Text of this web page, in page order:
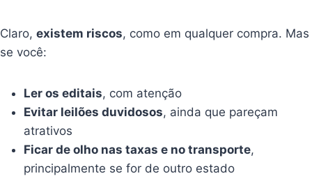
Claro,existem riscos, como em qualquer compra. Mas
se você:
Ler os editais, com atenção
Evitar leilões duvidosos, ainda que pareçam
atrativos
Ficar de olho nas taxas e no transporte,
principalmente se for de outro estado